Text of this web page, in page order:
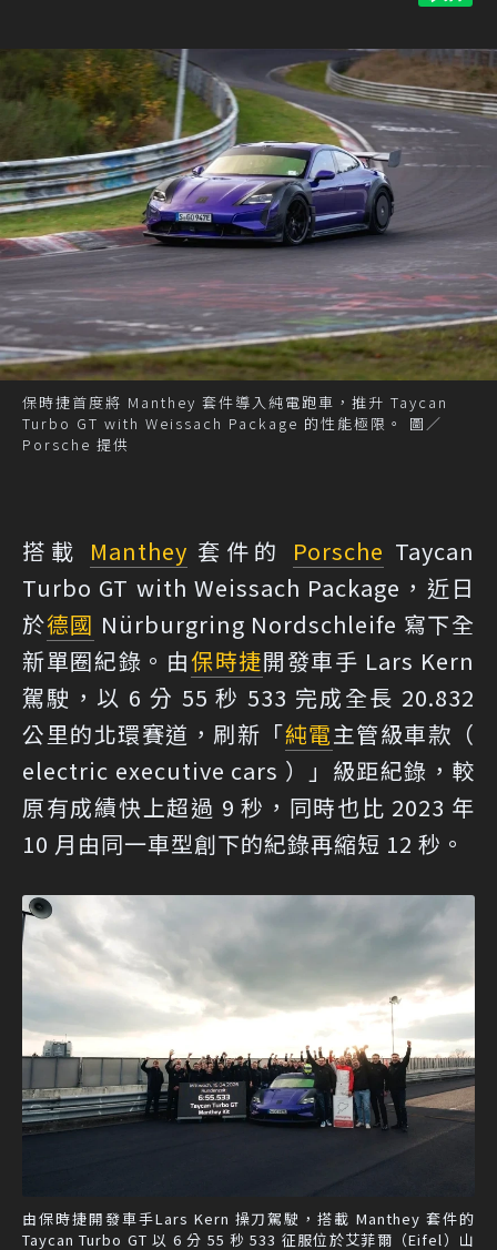
保時捷首度將 Manthey 套件導入純電跑車，推升 Taycan
Turbo GT with Weissach Package 的性能極限。 圖／
Porsche 提供
搭載 Manthey 套件的 Porsche Taycan
Turbo GT with Weissach Package，近日
於德國 Nürburgring Nordschleife 寫下全
新單圈紀錄。由保時捷開發車手 Lars Kern
駕駛，以 6 分 55 秒 533 完成全長 20.832
公里的北環賽道，刷新「純電主管級車款（
electric executive cars ）」級距紀錄，較
原有成績快上超過 9 秒，同時也比 2023 年
10 月由同一車型創下的紀錄再縮短 12 秒。
由保時捷開發車手Lars Kern 操刀駕駛，搭載 Manthey 套件的
Taycan Turbo GT 以 6 分 55 秒 533 征服位於艾菲爾（Eifel）山